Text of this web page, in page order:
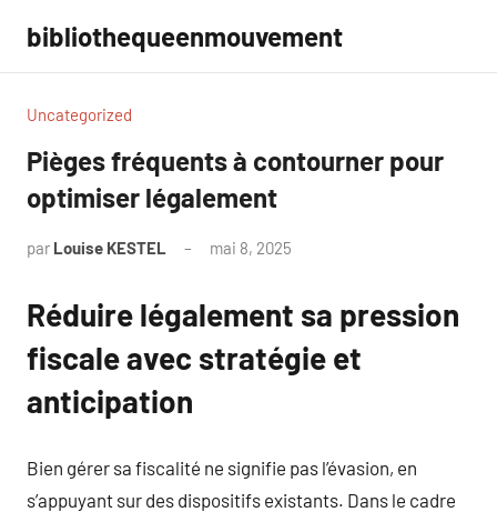
contenu
bibliothequeenmouvement
Uncategorized
Pièges fréquents à contourner pour
optimiser légalement
par Louise KESTEL mai 8, 2025
Réduire légalement sa pression
fiscale avec stratégie et
anticipation
Bien gérer sa fiscalité ne signifie pas l’évasion, en
s’appuyant sur des dispositifs existants. Dans le cadre